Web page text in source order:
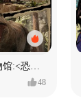
数字体验 | 国家自然博物馆:<恐龙公园>沉浸特展
48